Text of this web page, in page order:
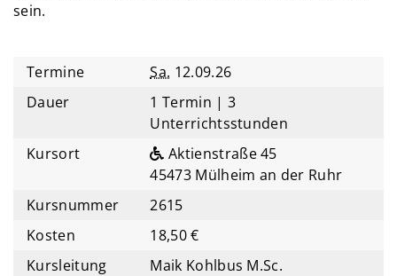
sein.
Termine Sa. 12.09.26
Dauer
1 Termin | 3
Unterrichtsstunden
Kursort
Aktienstraße 45
45473 Mülheim an der Ruhr
Kursnummer
2615
Kosten
18,50 €
Kursleitung
Maik Kohlbus M.Sc.